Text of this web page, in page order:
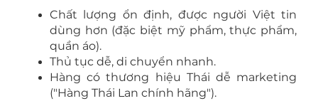
Chất lượng ổn định, được người Việt tin
dùng hơn (đặc biệt mỹ phẩm, thực phẩm,
quần áo).
Thủ tục dễ, di chuyển nhanh.
Hàng có thương hiệu Thái dễ marketing
("Hàng Thái Lan chính hãng").